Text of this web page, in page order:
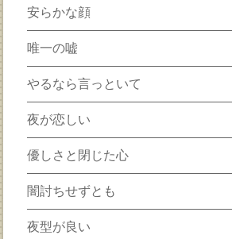
安らかな顔
唯一の嘘
やるなら言っといて
夜が恋しい
優しさと閉じた心
闇討ちせずとも
夜型が良い